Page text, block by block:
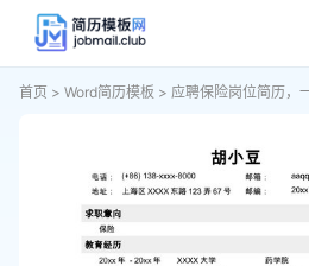
首页 > Word简历模板 > 应聘保险岗位简历，